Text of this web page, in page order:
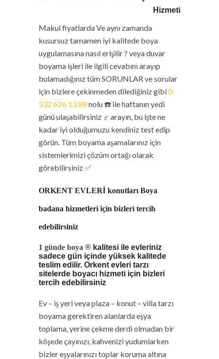
Makul fiyatlarda Ve aynı zamanda
kusursuz tamamen iyi kalitede boya
uygulamasına nasıl erişilir ? veya duvar
boyama işleri ile ilgili cevabını arayıp
bulamadığınız tüm SORUNLAR ve sorular
için bizlere çekinmeden dilediğiniz gibi0
532 626 13 88 nolu ☎️ ile haftanın yedi
günü ulaşabilirsiniz ‍♂️ arayın, bu işte ne
kadar iyi olduğumuzu kendiniz test edip
görün. Tüm boyama aşamalarınız için
sistemlerimizi çözüm ortağı olarak
görebilirsiniz ✅
ORKENT EVLERİ konutları Boya
badana hizmetleri için bizleri tercih
edebilirsiniz
1 günde boya ® kalitesi ile evleriniz
sadece gün içinde yüksek kalitede
teslim edilir. Orkent evleri tarzı
sitelerde boyacı hizmeti için bizleri
tercih edebilirsiniz
Ev – iş yeri veya plaza – konut – villa tarzı
boyama gerektiren alanlarda eşya
toplama, yerine çekme derdi olmadan bir
köşede çayınızı, kahvenizi yudumlarken
bizler eşyalarınızı toplar koruma altına